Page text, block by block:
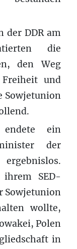
der DDR am
die
den Weg
und
Sowjetunion
ein
der
SED-
Sowjetunion
wollte,
Polen
in